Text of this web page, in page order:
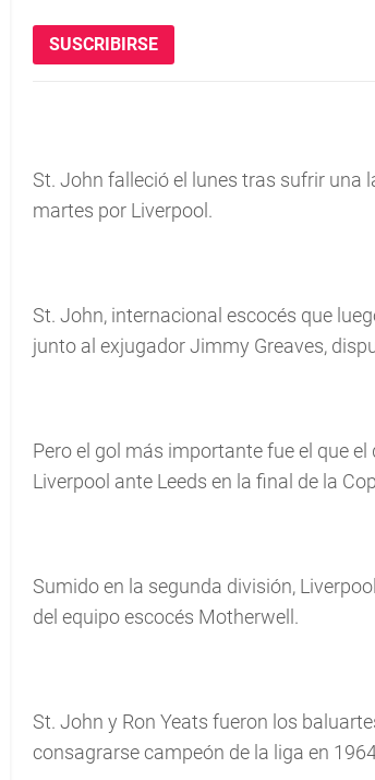
SUSCRIBIRSE
St. John falleció el lunes tras sufrir una
martes por Liverpool.
St. John, internacional escocés que
junto al exjugador Jimmy Greaves,
Pero el gol más importante fue el que
Liverpool ante Leeds en la final de la
Sumido en la segunda división,
del equipo escocés Motherwell.
St. John y Ron Yeats fueron los
consagrarse campeón de la liga en